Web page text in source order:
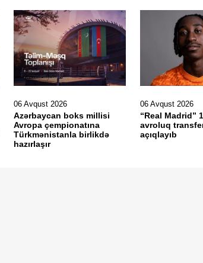
06 Avqust 2026
Azərbaycan boks millisi
Avropa çempionatına
Türkmənistanla birlikdə
hazırlaşır
06 Avqust 2026
“Real Madrid”
avroluq
açıqlayıb